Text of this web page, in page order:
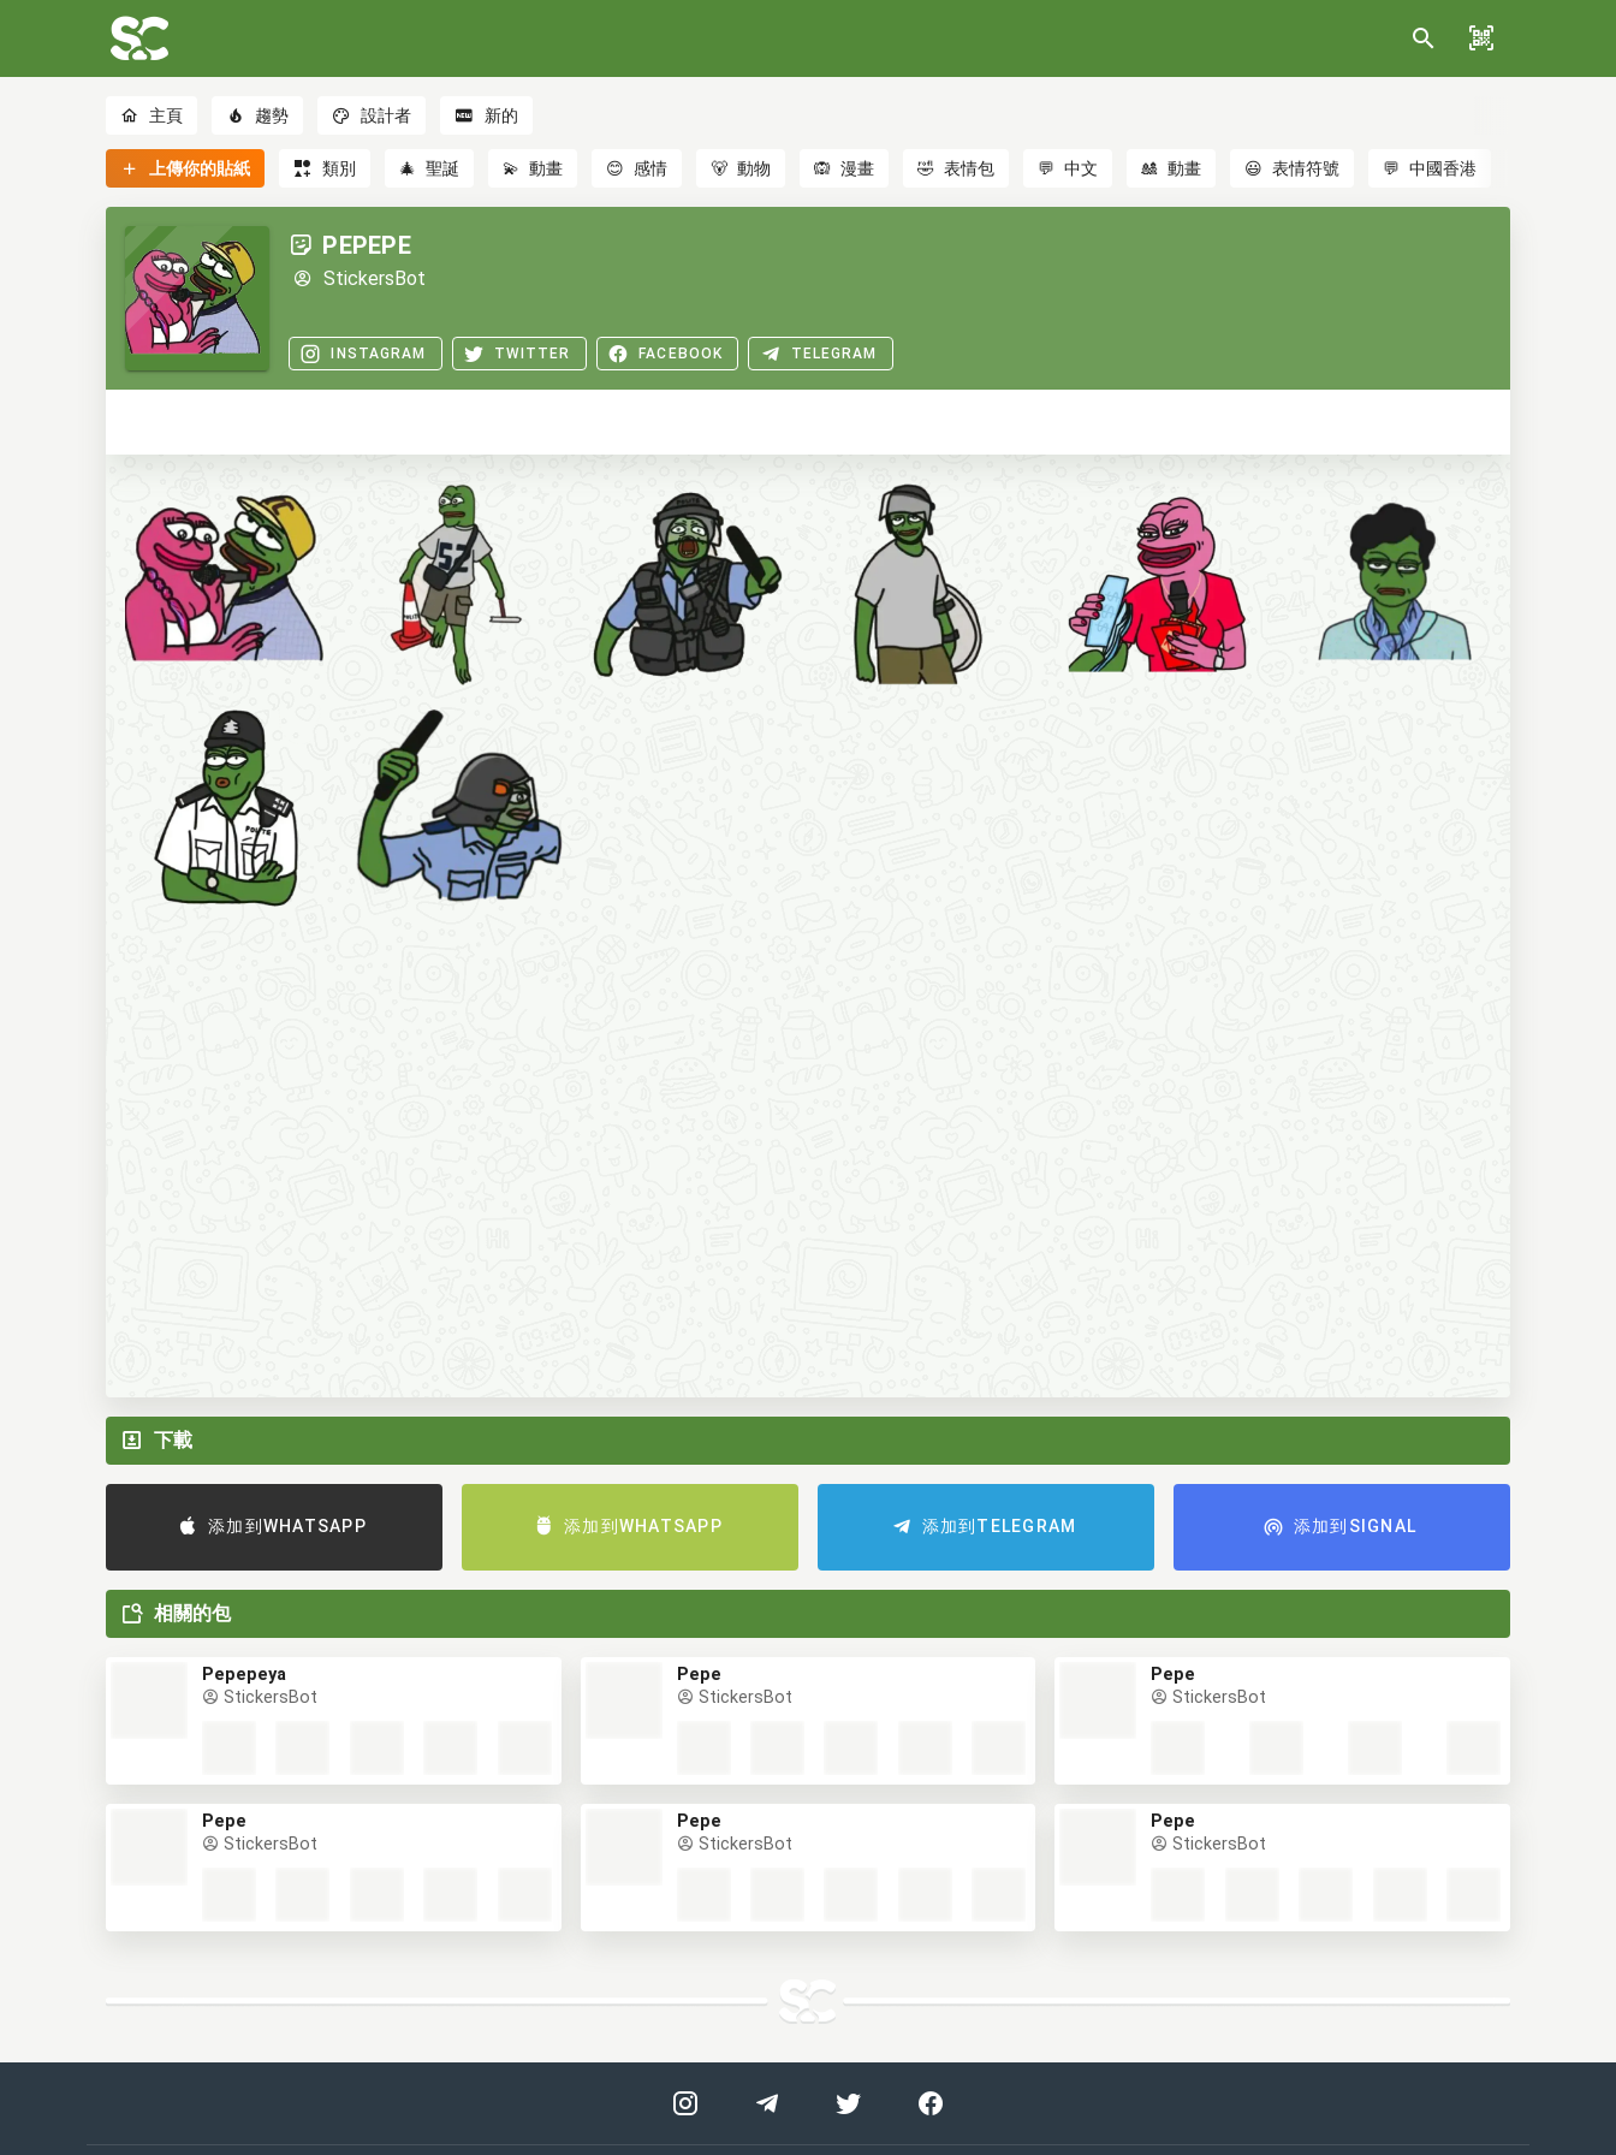
主頁 趨勢 設計者 新的
上傳你的貼紙 類別 🎄 聖誕 💫 動畫 😊 感情 🐻 動物 🙉 漫畫 🤣 表情包 💬 中文 🎎 動畫 😃 表情符號 💬 中國香港
PEPEPE
StickersBot
INSTAGRAM TWITTER FACEBOOK TELEGRAM
下載
添加到WHATSAPP 添加到WHATSAPP 添加到TELEGRAM 添加到SIGNAL
相關的包
Pepepeya
StickersBot
Pepe
StickersBot
Pepe
StickersBot
Pepe
StickersBot
Pepe
StickersBot
Pepe
StickersBot